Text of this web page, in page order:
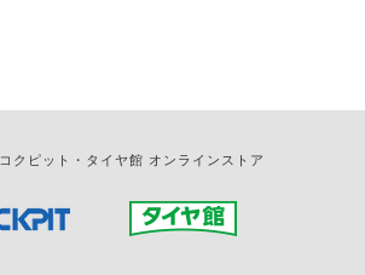
コクピット・タイヤ館 オンラインストア